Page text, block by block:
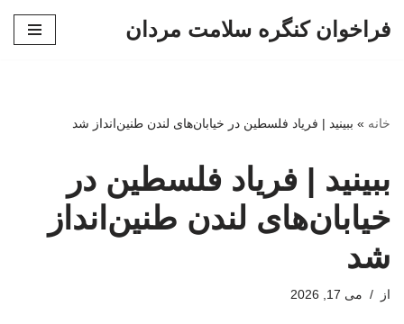
فراخوان کنگره سلامت مردان
خانه » ببینید | فریاد فلسطین در خیابان‌های لندن طنین‌انداز شد
ببینید | فریاد فلسطین در
خیابان‌های لندن طنین‌انداز
شد
از می 17, 2026